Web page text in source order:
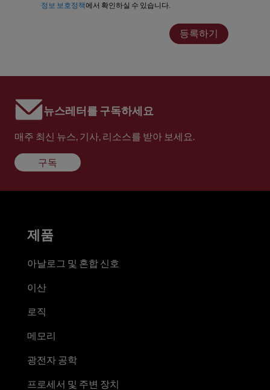
정보 보호정책에서 확인하실 수 있습니다.
등록하기
뉴스레터를 구독하세요
매주 최신 뉴스, 기사, 리소스를 받아 보세요.
구독
제품
아날로그 및 혼합 신호
이산
로직
메모리
광전자 공학
프로세서 및 주변 장치